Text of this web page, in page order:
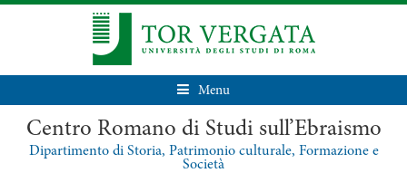
Menu
Centro Romano di Studi sull’Ebraismo
Dipartimento di Storia, Patrimonio culturale, Formazione e
Società